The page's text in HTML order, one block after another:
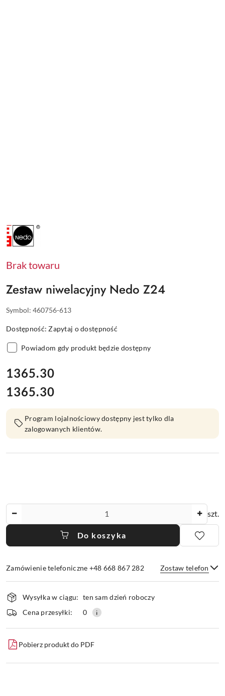
NAZWA
PRODUCENTA:
NEDO
Brak towaru
Zestaw niwelacyjny Nedo Z24
Symbol: 460756-613
Dostępność:Zapytaj o dostępność
Powiadom gdy produkt będzie dostępny
cena:
1365.30
Cena:
1365.30
Program lojalnościowy dostępny jest tylko dla
zalogowanych klientów.
szt.
Do koszyka
Zamówienie telefoniczne +48 668 867 282 Zostaw telefon
Wyślij
Dostępność
i
dostawa
Wysyłka w ciągu: ten sam dzień roboczy
Cena przesyłki:
0
Pobierz produkt do PDF